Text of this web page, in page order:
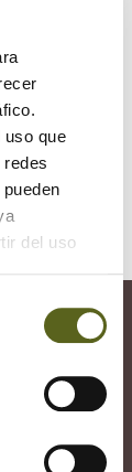
que
del uso
anterior
de
un